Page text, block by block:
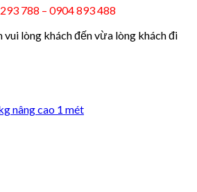
788 – 0904 893 488
vui lòng khách đến vừa lòng khách đi
nâng cao 1 mét